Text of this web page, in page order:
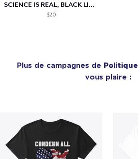
SCIENCE IS REAL, BLACK LIVES MATTER
$20
Plus de campagnes de Politique
vous plaire :